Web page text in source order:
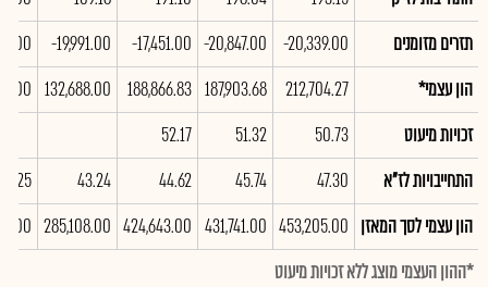
תזרים מזומנים
-20,339.00
-20,847.00
-17,451.00
-19,991.00
הון עצמי*
212,704.27
187,903.68
188,866.83
132,688.00
זכויות מיעוט
50.73
51.32
52.17
התחייבויות לז"א
47.30
45.74
44.62
43.24
הון עצמי לסך המאזן 453,205.00
431,741.00
424,643.00
285,108.00
*ההון העצמי מוצג ללא זכויות מיעוט